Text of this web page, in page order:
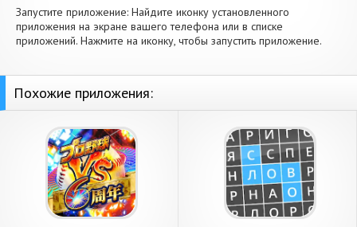
Запустите приложение: Найдите иконку установленного
приложения на экране вашего телефона или в списке
приложений. Нажмите на иконку, чтобы запустить приложение.
Похожие приложения: